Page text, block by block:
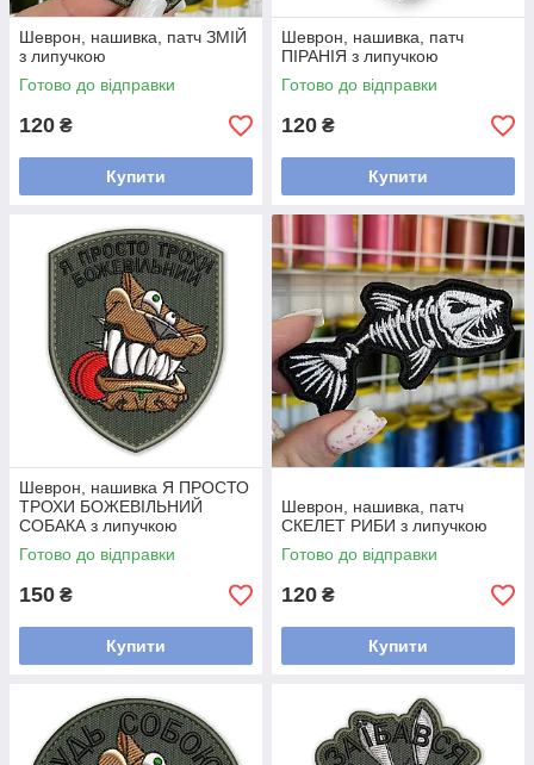
Шеврон, нашивка, патч ЗМІЙ
з липучкою
Готово до відправки
120 ₴
Купити
Шеврон, нашивка, патч
ПІРАНІЯ з липучкою
Готово до відправки
120 ₴
Купити
Шеврон, нашивка Я ПРОСТО
ТРОХИ БОЖЕВІЛЬНИЙ
СОБАКА з липучкою
Готово до відправки
150 ₴
Купити
Шеврон, нашивка, патч
СКЕЛЕТ РИБИ з липучкою
Готово до відправки
120 ₴
Купити